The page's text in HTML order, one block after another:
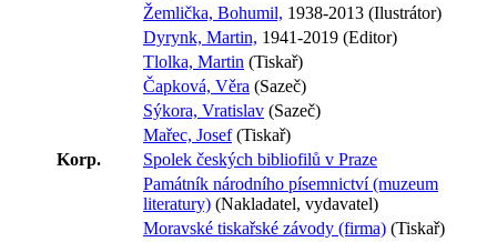
Žemlička, Bohumil, 1938-2013 (Ilustrátor)
Dyrynk, Martin, 1941-2019 (Editor)
Tlolka, Martin (Tiskař)
Čapková, Věra (Sazeč)
Sýkora, Vratislav (Sazeč)
Mařec, Josef(Tiskař)
Korp.
Spolek českých bibliofilů v Praze
Památník národního písemnictví (muzeum
literatury) (Nakladatel, vydavatel)
Moravské tiskařské závody (firma) (Tiskař)